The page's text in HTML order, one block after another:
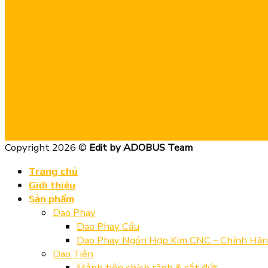
Copyright 2026 © Edit by ADOBUS Team
Trang chủ
Giới thiệu
Sản phẩm
Dao Phay
Dao Phay Cầu
Dao Phay Ngón Hợp Kim CNC – Chính
Dao Tiện